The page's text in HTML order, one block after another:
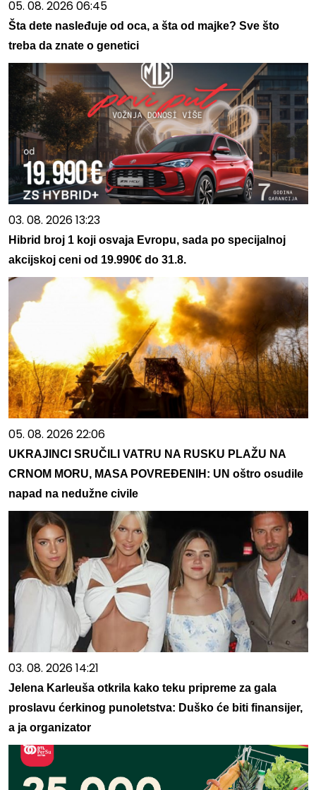
05. 08. 2026 06:45
Šta dete nasleđuje od oca, a šta od majke? Sve što
treba da znate o genetici
03. 08. 2026 13:23
Hibrid broj 1 koji osvaja Evropu, sada po specijalnoj
akcijskoj ceni od 19.990€ do 31.8.
05. 08. 2026 22:06
UKRAJINCI SRUČILI VATRU NA RUSKU PLAŽU NA
CRNOM MORU, MASA POVREĐENIH: UN oštro osudile
napad na nedužne civile
03. 08. 2026 14:21
Jelena Karleuša otkrila kako teku pripreme za gala
proslavu ćerkinog punoletstva: Duško će biti finansijer,
a ja organizator